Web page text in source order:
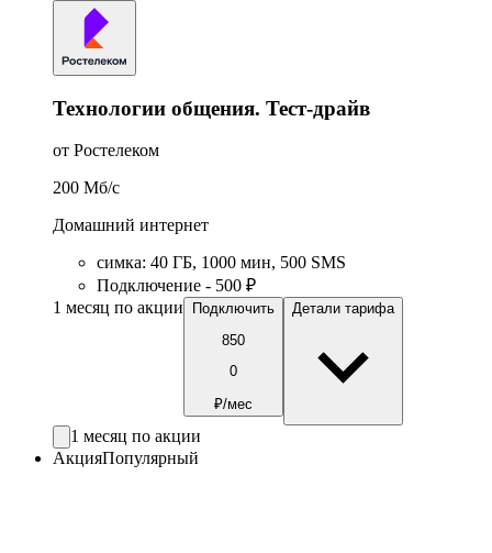
Технологии общения. Тест-драйв
от Ростелеком
200 Мб/c
Домашний интернет
симка: 40 ГБ, 1000 мин, 500 SMS
Подключение - 500 ₽
1 месяц по акции
Подключить
850
0
₽/мес
Детали тарифа
1 месяц по акции
АкцияПопулярный